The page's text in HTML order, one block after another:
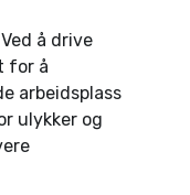
å drive
for å
arbeidsplass
ulykker og